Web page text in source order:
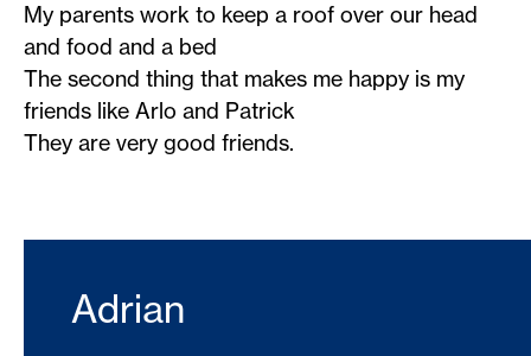
My parents work to keep a roof over our head
and food and a bed
The second thing that makes me happy is my
friends like Arlo and Patrick
They are very good friends.
Adrian